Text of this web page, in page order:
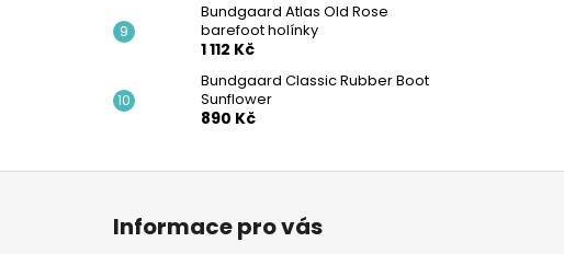
Bundgaard Atlas Old Rose
barefoot holínky
1 112 Kč
Bundgaard Classic Rubber Boot
Sunflower
890 Kč
Z
Informace pro vás